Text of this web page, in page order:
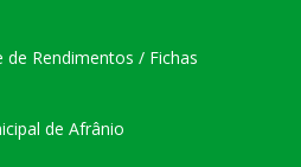
Rendimentos / Fichas
de Afrânio